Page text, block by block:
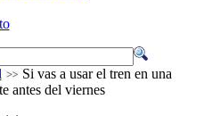
Si vas a usar el tren en una
antes del viernes